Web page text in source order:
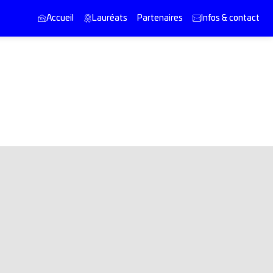
Accueil Lauréats Partenaires Infos & contact